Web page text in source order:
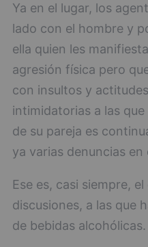
Ya en el lugar, los
lado con el hombre y
ella quien les
agresión física pero
con insultos y
intimidatorias a las
de su pareja es
ya varias denuncias en
Ese es, casi siempre,
discusiones, a las que
de bebidas alcohólicas.